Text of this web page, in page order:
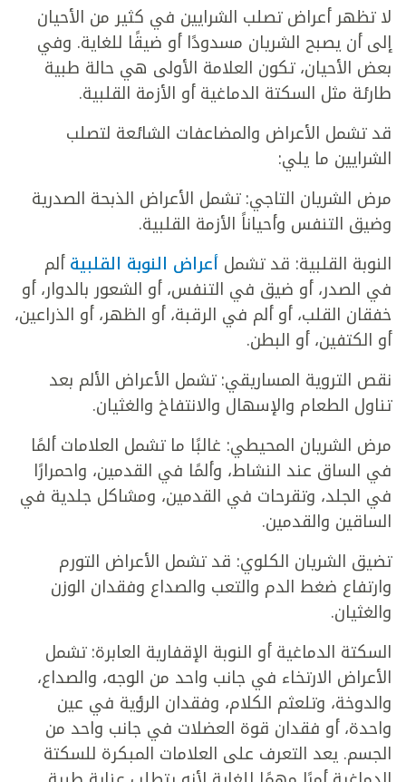
لا تظهر أعراض تصلب الشرايين في كثير من الأحيان
إلى أن يصبح الشريان مسدودًا أو ضيقًا للغاية. وفي
بعض الأحيان، تكون العلامة الأولى هي حالة طبية
طارئة مثل السكتة الدماغية أو الأزمة القلبية.
قد تشمل الأعراض والمضاعفات الشائعة لتصلب
الشرايين ما يلي:
مرض الشريان التاجي: تشمل الأعراض الذبحة الصدرية
وضيق التنفس وأحياناً الأزمة القلبية.
النوبة القلبية: قد تشمل أعراض النوبة القلبيةألم
في الصدر، أو ضيق في التنفس، أو الشعور بالدوار، أو
خفقان القلب، أو ألم في الرقبة، أو الظهر، أو الذراعين،
أو الكتفين، أو البطن.
نقص التروية المساريقي: تشمل الأعراض الألم بعد
تناول الطعام والإسهال والانتفاخ والغثيان.
مرض الشريان المحيطي: غالبًا ما تشمل العلامات ألمًا
في الساق عند النشاط، وألمًا في القدمين، واحمرارًا
في الجلد، وتقرحات في القدمين، ومشاكل جلدية في
الساقين والقدمين.
تضيق الشريان الكلوي: قد تشمل الأعراض التورم
وارتفاع ضغط الدم والتعب والصداع وفقدان الوزن
والغثيان.
السكتة الدماغية أو النوبة الإقفارية العابرة: تشمل
الأعراض الارتخاء في جانب واحد من الوجه، والصداع،
والدوخة، وتلعثم الكلام، وفقدان الرؤية في عين
واحدة، أو فقدان قوة العضلات في جانب واحد من
الجسم. يعد التعرف على العلامات المبكرة للسكتة